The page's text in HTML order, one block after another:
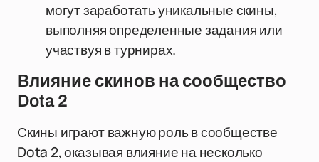
могут заработать уникальные скины,
выполняя определенные задания или
участвуя в турнирах.
Влияние скинов на сообщество
Dota 2
Скины играют важную роль в сообществе
Dota 2, оказывая влияние на несколько